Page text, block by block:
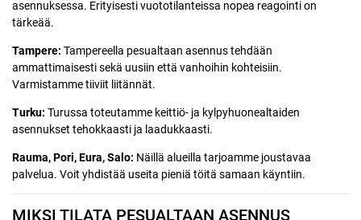
asennuksessa. Erityisesti vuototilanteissa nopea reagointi on
tärkeää.
Tampere: Tampereella pesualtaan asennus tehdään
ammattimaisesti sekä uusiin että vanhoihin kohteisiin.
Varmistamme tiiviit liitännät.
Turku: Turussa toteutamme keittiö- ja kylpyhuonealtaiden
asennukset tehokkaasti ja laadukkaasti.
Rauma, Pori, Eura, Salo: Näillä alueilla tarjoamme joustavaa
palvelua. Voit yhdistää useita pieniä töitä samaan käyntiin.
MIKSI TILATA PESUALTAAN ASENNUS